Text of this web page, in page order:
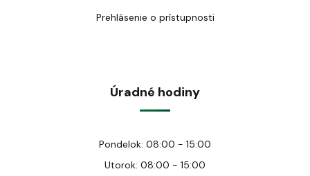
Prehlásenie o prístupnosti
Úradné hodiny
Pondelok: 08:00 - 15:00
Utorok: 08:00 - 15:00